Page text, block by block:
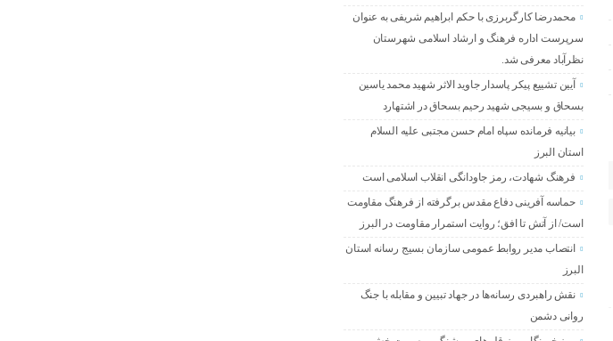
محمدرضا کارگربرزی با حکم ابراهیم شریفی به عنوان
سرپرست اداره فرهنگ و ارشاد اسلامی شهرستان
نظرآباد معرفی شد.
آیین تشییع پیکر پاسدار جاوید الاثر شهید محمد یاسین
بسحاق و بسیجی شهید رحیم بسحاق در اشتهارد
بیانیه فرمانده سپاه امام حسن مجتبی علیه السلام
استان البرز
فرهنگ شهادت، رمز جاودانگی انقلاب اسلامی است
حماسه آفرینی دفاع مقدس برگرفته از فرهنگ مقاومت
است/ از آتش تا افق؛ روایت استمرار مقاومت در البرز
انتصاب مدیر روابط عمومی سازمان بسیج رسانه استان
البرز
نقش راهبردی رسانه‌ها در جهاد تبیین و مقابله با جنگ
روانی دشمن